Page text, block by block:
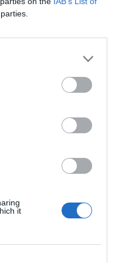
it
az M1-es autópálya évekkel
előfizetéses